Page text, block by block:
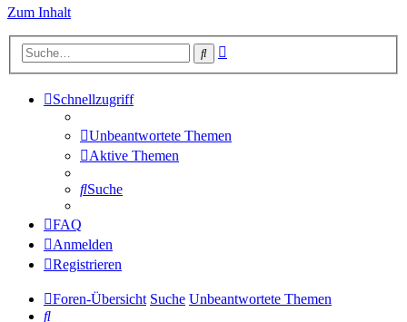
Zum Inhalt
Suche
Schnellzugriff
Unbeantwortete Themen
Aktive Themen
Suche
FAQ
Anmelden
Registrieren
Foren-Übersicht Suche Unbeantwortete Themen
Suche